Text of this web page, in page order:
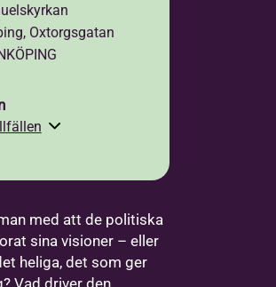
Oxtorgsgatan
med att de politiska
sina visioner – eller
heliga, det som ger
Vad driver den